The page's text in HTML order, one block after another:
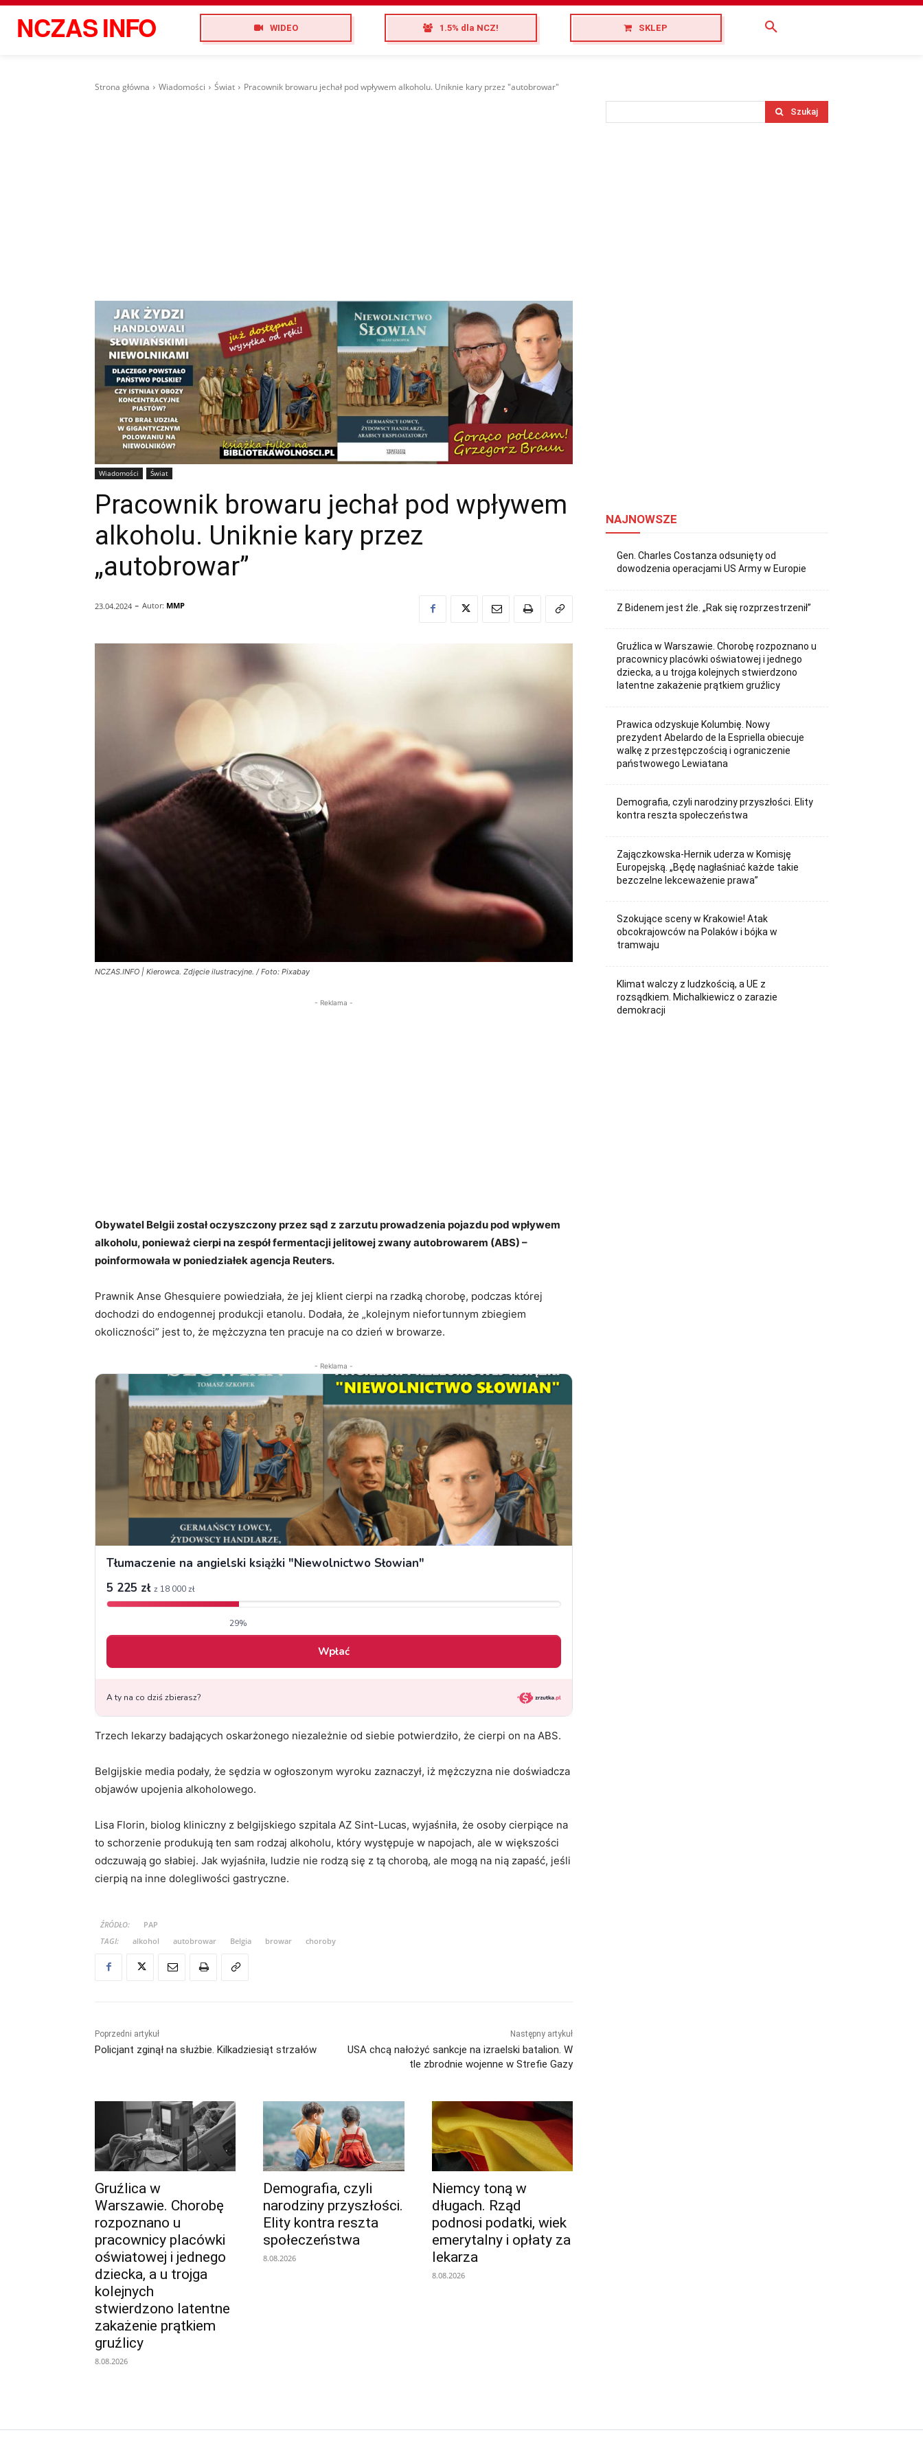
NCZASINFO WIDEO 1.5% dla NCZ! SKLEP
Strona główna Wiadomości Świat Pracownik browaru jechał pod wpływem alkoholu. Uniknie kary przez "autobrowar"
Wiadomości Świat
Pracownik browaru jechał pod wpływem
alkoholu. Uniknie kary przez
„autobrowar”
23.04.2024 - Autor: MMP
NCZAS.INFO | Kierowca. Zdjęcie ilustracyjne. / Foto: Pixabay
- Reklama -
Obywatel Belgii został oczyszczony przez sąd z zarzutu prowadzenia pojazdu pod wpływem
alkoholu, ponieważ cierpi na zespół fermentacji jelitowej zwany autobrowarem (ABS) –
poinformowała w poniedziałek agencja Reuters.
Prawnik Anse Ghesquiere powiedziała, że jej klient cierpi na rzadką chorobę, podczas której
dochodzi do endogennej produkcji etanolu. Dodała, że „kolejnym niefortunnym zbiegiem
okoliczności” jest to, że mężczyzna ten pracuje na co dzień w browarze.
- Reklama -
Trzech lekarzy badających oskarżonego niezależnie od siebie potwierdziło, że cierpi on na ABS.
Belgijskie media podały, że sędzia w ogłoszonym wyroku zaznaczył, iż mężczyzna nie doświadcza
objawów upojenia alkoholowego.
Lisa Florin, biolog kliniczny z belgijskiego szpitala AZ Sint-Lucas, wyjaśniła, że osoby cierpiące na
to schorzenie produkują ten sam rodzaj alkoholu, który występuje w napojach, ale w większości
odczuwają go słabiej. Jak wyjaśniła, ludzie nie rodzą się z tą chorobą, ale mogą na nią zapaść, jeśli
cierpią na inne dolegliwości gastryczne.
ŹRÓDŁO:
PAP
TAGI:
alkohol autobrowar Belgia browar choroby
Poprzedni artykuł
Policjant zginął na służbie. Kilkadziesiąt strzałów
Następny artykuł
USA chcą nałożyć sankcje na izraelski batalion. W
tle zbrodnie wojenne w Strefie Gazy
Gruźlica w
Warszawie. Chorobę
rozpoznano u
pracownicy placówki
oświatowej i jednego
dziecka, a u trojga
kolejnych
stwierdzono latentne
zakażenie prątkiem
gruźlicy
8.08.2026
Demografia, czyli
narodziny przyszłości.
Elity kontra reszta
społeczeństwa
8.08.2026
Niemcy toną w
długach. Rząd
podnosi podatki, wiek
emerytalny i opłaty za
lekarza
8.08.2026
Szukaj
NAJNOWSZE
Gen. Charles Costanza odsunięty od
dowodzenia operacjami US Army w Europie
Z Bidenem jest źle. „Rak się rozprzestrzenił”
Gruźlica w Warszawie. Chorobę rozpoznano u
pracownicy placówki oświatowej i jednego
dziecka, a u trojga kolejnych stwierdzono
latentne zakażenie prątkiem gruźlicy
Prawica odzyskuje Kolumbię. Nowy
prezydent Abelardo de la Espriella obiecuje
walkę z przestępczością i ograniczenie
państwowego Lewiatana
Demografia, czyli narodziny przyszłości. Elity
kontra reszta społeczeństwa
Zajączkowska-Hernik uderza w Komisję
Europejską. „Będę nagłaśniać każde takie
bezczelne lekceważenie prawa”
Szokujące sceny w Krakowie! Atak
obcokrajowców na Polaków i bójka w
tramwaju
Klimat walczy z ludzkością, a UE z
rozsądkiem. Michalkiewicz o zarazie
demokracji